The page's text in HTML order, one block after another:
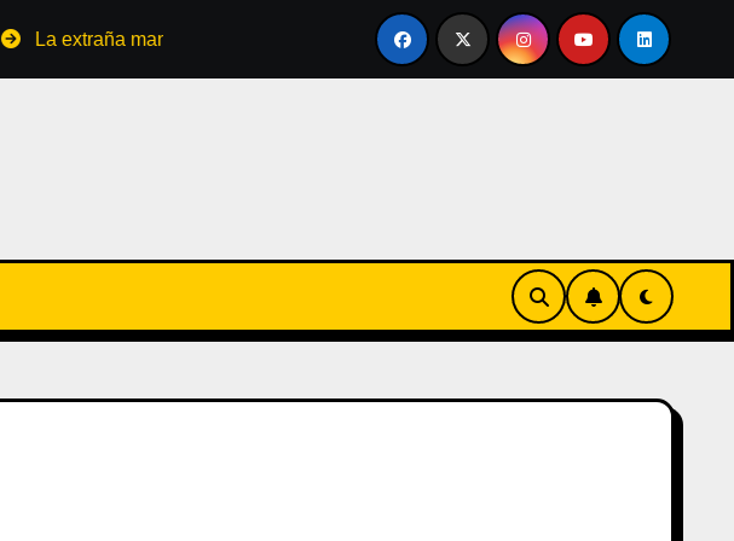
La extraña manera de convertirse en familia El primer tour de la India Chiquitina